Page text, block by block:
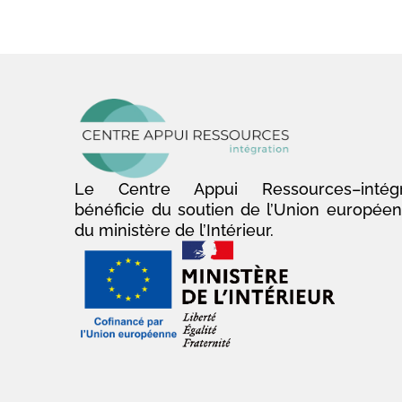
Le Centre Appui
bénéficie du soutien de l’Union
du ministère de l’Intérieur.